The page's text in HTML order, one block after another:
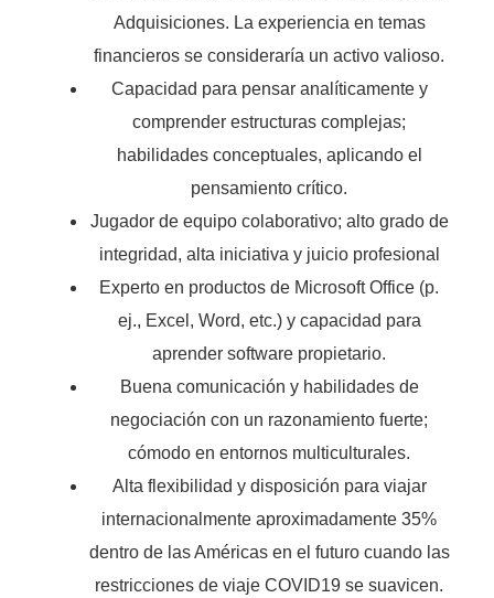
Adquisiciones. La experiencia en temas
financieros se consideraría un activo valioso.
Capacidad para pensar analíticamente y
comprender estructuras complejas;
habilidades conceptuales, aplicando el
pensamiento crítico.
Jugador de equipo colaborativo; alto grado de
integridad, alta iniciativa y juicio profesional
Experto en productos de Microsoft Office (p.
ej., Excel, Word, etc.) y capacidad para
aprender software propietario.
Buena comunicación y habilidades de
negociación con un razonamiento fuerte;
cómodo en entornos multiculturales.
Alta flexibilidad y disposición para viajar
internacionalmente aproximadamente 35%
dentro de las Américas en el futuro cuando las
restricciones de viaje COVID19 se suavicen.